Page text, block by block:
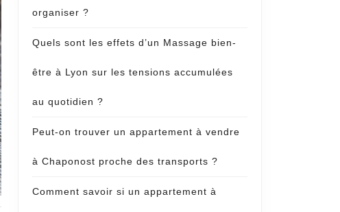
organiser ?
Quels sont les effets d’un Massage bien-
être à Lyon sur les tensions accumulées
au quotidien ?
Peut-on trouver un appartement à vendre
à Chaponost proche des transports ?
Comment savoir si un appartement à